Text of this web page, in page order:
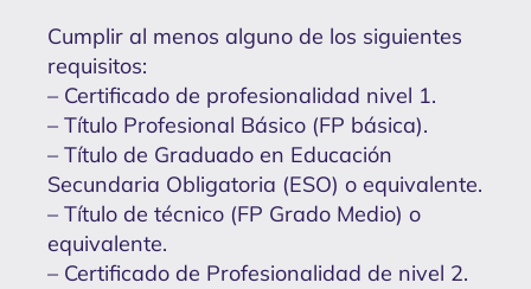
Cumplir al menos alguno de los siguientes
requisitos:
– Certificado de profesionalidad nivel 1.
– Título Profesional Básico (FP básica).
– Título de Graduado en Educación
Secundaria Obligatoria (ESO) o equivalente.
– Título de técnico (FP Grado Medio) o
equivalente.
– Certificado de Profesionalidad de nivel 2.